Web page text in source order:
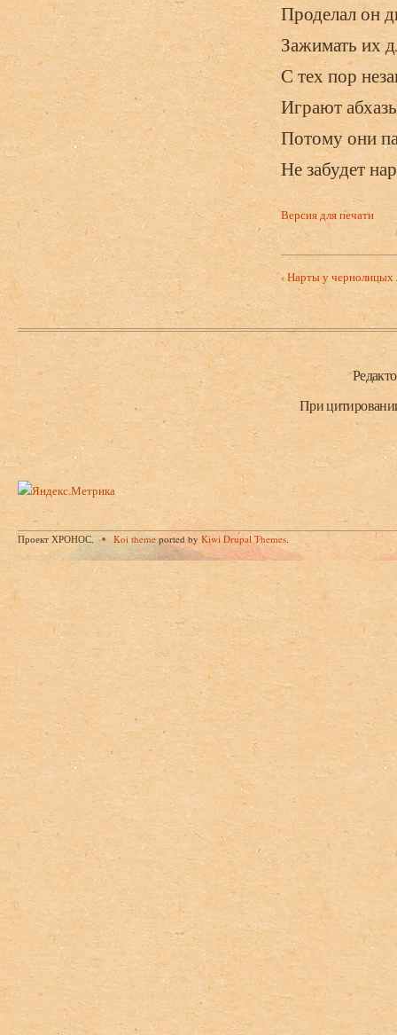
Проделал он
Зажимать их
С тех пор
Играют
Потому они
Не забудет
Версия для печати
‹ Нарты у чернолицых
Нижний колонтитул
При
Проект ХРОНОС. Koi themeported byKiwi Drupal Themes.